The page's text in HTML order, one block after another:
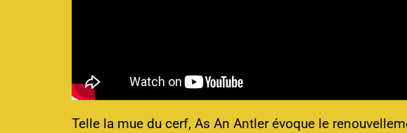
Telle la mue du cerf, As An Antlerévoque le